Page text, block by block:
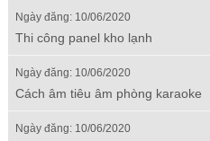
Ngày đăng: 10/06/2020
Thi công panel kho lạnh
Ngày đăng: 10/06/2020
Cách âm tiêu âm phòng karaoke
Ngày đăng: 10/06/2020